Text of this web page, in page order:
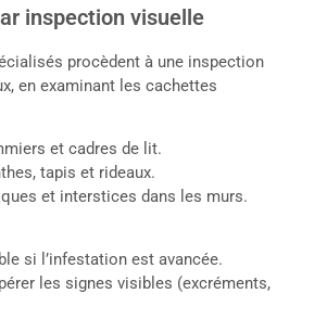
inspection visuelle
procèdent à une inspection
en examinant les cachettes
et cadres de lit.
tapis et rideaux.
et interstices dans les murs.
si l’infestation est avancée.
les signes visibles (excréments,